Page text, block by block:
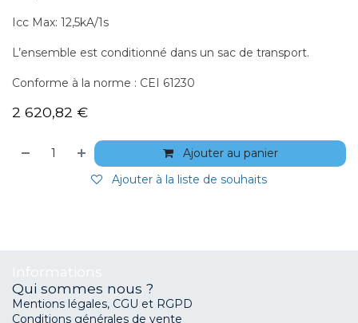
Icc Max: 12,5kA/1s
L’ensemble est conditionné dans un sac de transport.
Conforme à la norme : CEI 61230
2 620,82 €
Ajouter au panier
Ajouter à la liste de souhaits
Qui sommes nous ?
Mentions légales, CGU et RGPD
Conditions générales de vente